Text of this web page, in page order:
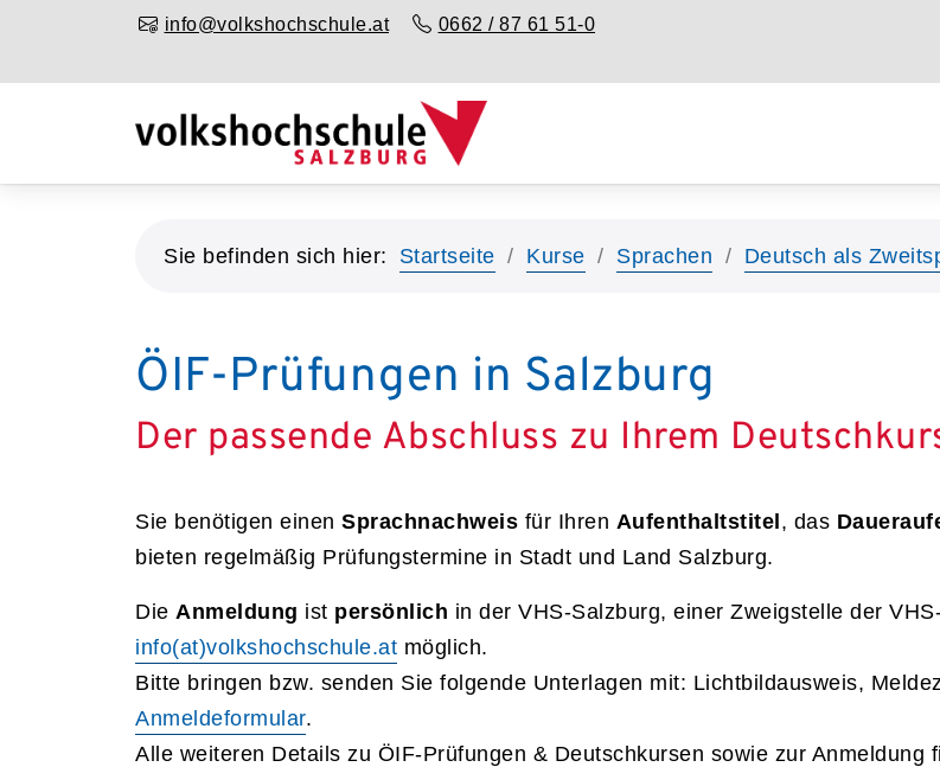
info@volkshochschule.at 0662 / 87 61 51-0
Sie befinden sich hier: Startseite Kurse Sprachen Deutsch als
ÖIF-Prüfungen in Salzburg
Der passende Abschluss zu Ihrem
Sie benötigen einen Sprachnachweis für Ihren Aufenthaltstitel , das
bieten regelmäßig Prüfungstermine in Stadt und Land Salzburg.
Die Anmeldung ist persönlich in der VHS-Salzburg, einer Zweigstelle der
info(at)volkshochschule.at möglich.
Bitte bringen bzw. senden Sie folgende Unterlagen mit: Lichtbildausweis,
Anmeldeformular.
Alle weiteren Details zu ÖIF-Prüfungen & Deutschkursen sowie zur Anmeldung